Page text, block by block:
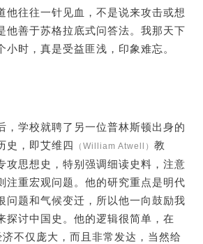
他往往一针见血，不是说来攻击或想
他善于苏格拉底式问答法。我那天下
小时，真是受益匪浅，印象难忘。
，学校就聘了另一位普林斯顿出身的
史，即艾维四
（William Atwell） 教
攻思想史，特别强调细读史料，注意
注重宏观问题。他的研究重点是明代
问题和气候变迁，所以他一向鼓励我
探讨中国史。他的逻辑很简单，在
不仅庞大，而且非常发达，当然给